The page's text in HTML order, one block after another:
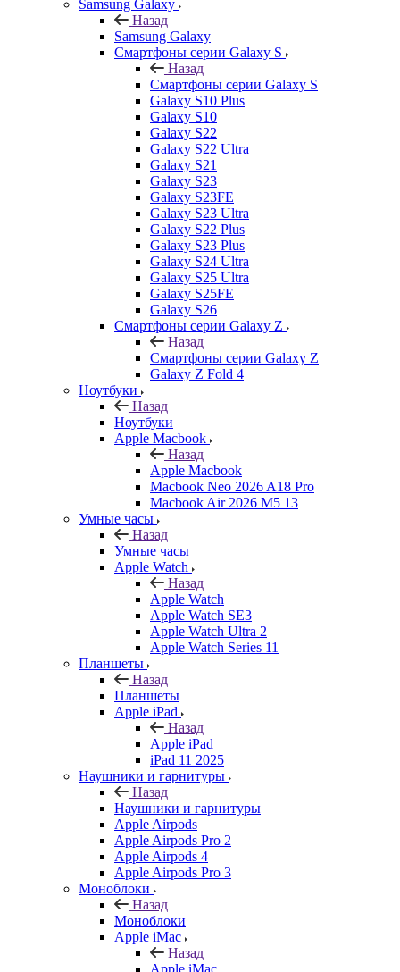
Samsung Galaxy
Назад
Samsung Galaxy
Смартфоны серии Galaxy S
Назад
Смартфоны серии Galaxy S
Galaxy S10 Plus
Galaxy S10
Galaxy S22
Galaxy S22 Ultra
Galaxy S21
Galaxy S23
Galaxy S23FE
Galaxy S23 Ultra
Galaxy S22 Plus
Galaxy S23 Plus
Galaxy S24 Ultra
Galaxy S25 Ultra
Galaxy S25FE
Galaxy S26
Смартфоны серии Galaxy Z
Назад
Смартфоны серии Galaxy Z
Galaxy Z Fold 4
Ноутбуки
Назад
Ноутбуки
Apple Macbook
Назад
Apple Macbook
Macbook Neo 2026 A18 Pro
Macbook Air 2026 M5 13
Умные часы
Назад
Умные часы
Apple Watch
Назад
Apple Watch
Apple Watch SE3
Apple Watch Ultra 2
Apple Watch Series 11
Планшеты
Назад
Планшеты
Apple iPad
Назад
Apple iPad
iPad 11 2025
Наушники и гарнитуры
Назад
Наушники и гарнитуры
Apple Airpods
Apple Airpods Pro 2
Apple Airpods 4
Apple Airpods Pro 3
Моноблоки
Назад
Моноблоки
Apple iMac
Назад
Apple iMac